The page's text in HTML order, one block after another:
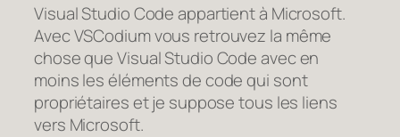
Visual Studio Code appartient à Microsoft.
Avec VSCodium vous retrouvez la même
chose que Visual Studio Code avec en
moins les éléments de code qui sont
propriétaires et je suppose tous les liens
vers Microsoft.